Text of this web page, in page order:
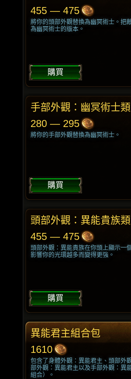
455 — 475
將你的頭部外觀替換為幽冥術士。把
為幽冥術士的版本。
購買
手部外觀：幽冥術士
280 — 295
將你的手部外觀替換為幽冥術士。
購買
頭部外觀：異能貴族
455 — 475
頭部外觀：異能貴族在你頭上顯示一
影響你的光環越多而變得更強。
購買
異能君主組合包
1610
包含了身體外觀：異能君主、頭部外
部外觀：異能君主以及手部外觀：異
組合）。